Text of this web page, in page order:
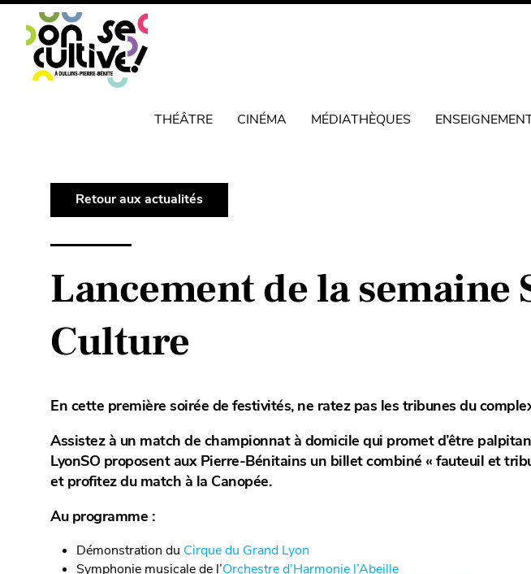
THÉÂTRE CINÉMA MÉDIATHÈQUES
Retour aux actualités
Lancement de la semaine
Culture
En cette première soirée de festivités, ne ratez pas les tribunes du
Assistez à un match de championnat à domicile qui promet d’être
LyonSO proposent aux Pierre-Bénitains un billet combiné « fauteuil et
et profitez du match à la Canopée.
Au programme :
Démonstration du Cirque du Grand Lyon
Symphonie musicale de l’Orchestre d’Harmonie l’Abeille